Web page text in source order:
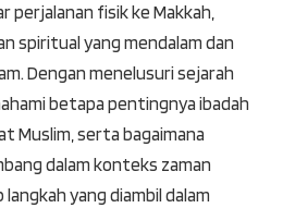
perjalanan fisik ke Makkah,
spiritual yang mendalam dan
Dengan menelusuri sejarah
betapa pentingnya ibadah
Muslim, serta bagaimana
dalam konteks zaman
yang diambil dalam